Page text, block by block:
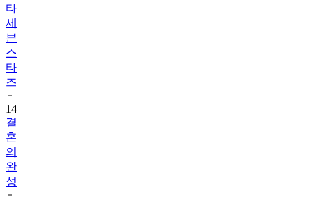
타
세
븐
스
타
즈
14
결
혼
의
완
성